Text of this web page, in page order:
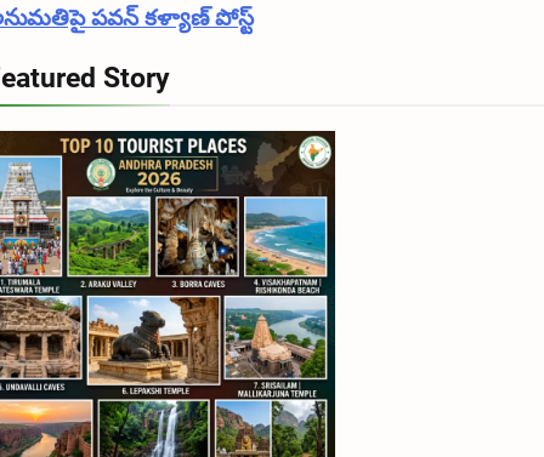
పవన్ కళ్యాణ్ పోస్ట్
Story